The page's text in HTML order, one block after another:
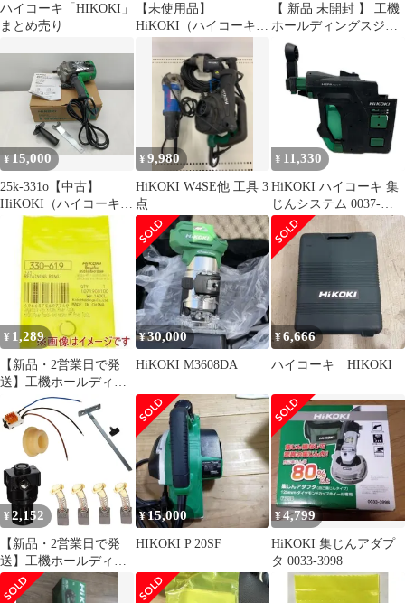
ハイコーキ「HIKOKI」
まとめ売り
【未使用品】
HiKOKI（ハイコーキ）
刃数48【軟鋼材・ステ
ンレス用】
【 新品 未開封 】 工機
ホールディングスジャ
パン HiKOKI スイツチ
(ブレーキヨウ) 337724
未使用 送料無料
¥ 15,000
25k-331o【中古】
HiKOKI（ハイコーキ）
S18V(N) パット無し 電
子ディスクサンダ
¥9,980
HiKOKI W4SE他 工具 3
点
¥ 11,330
HiKOKI ハイコーキ 集
じんシステム 0037-
0104
¥ 1,289
【新品・2営業日で発
送】工機ホールディン
グス HiKOKI トメワ
(330619 6444)
¥30,000
HiKOKI M3608DA
¥6,666
ハイコーキ HIKOKI
¥ 2,152
【新品・2営業日で発
送】工機ホールディン
グス HiKOKI リンク
(329787 6444)
¥15,000
HIKOKI P 20SF
¥4,799
HiKOKI 集じんアダプ
タ 0033-3998